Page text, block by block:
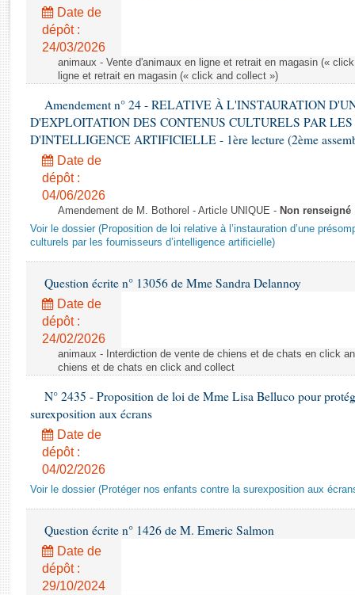
Rapports législatifs
Rapports sur l'application des lois
Baromètre de l’application des lois
Dossiers législatifs
Budget et sécurité sociale
Questions écrites et orales
Comptes rendus des débats
Date de
dépôt :
24/03/2026
animaux - Vente d'animaux en ligne et retrait en magasin («
ligne et retrait en magasin (« click and collect »)
Amendement n° 24 - RELATIVE À L'INSTAURATION
D'EXPLOITATION DES CONTENUS CULTURELS PAR LES
D'INTELLIGENCE ARTIFICIELLE - 1ère lecture (2ème
Date de
dépôt :
04/06/2026
Amendement de M. Bothorel - Article UNIQUE - Non renseigné
Voir le dossier (Proposition de loi relative à l’instauration d’une
culturels par les fournisseurs d’intelligence artificielle)
Question écrite n° 13056 de Mme Sandra Delannoy
Date de
dépôt :
24/02/2026
animaux - Interdiction de vente de chiens et de chats en click
chiens et de chats en click and collect
N° 2435 - Proposition de loi de Mme Lisa Belluco pour
surexposition aux écrans
Date de
dépôt :
04/02/2026
Voir le dossier (Protéger nos enfants contre la surexposition aux
Question écrite n° 1426 de M. Emeric Salmon
Date de
dépôt :
29/10/2024